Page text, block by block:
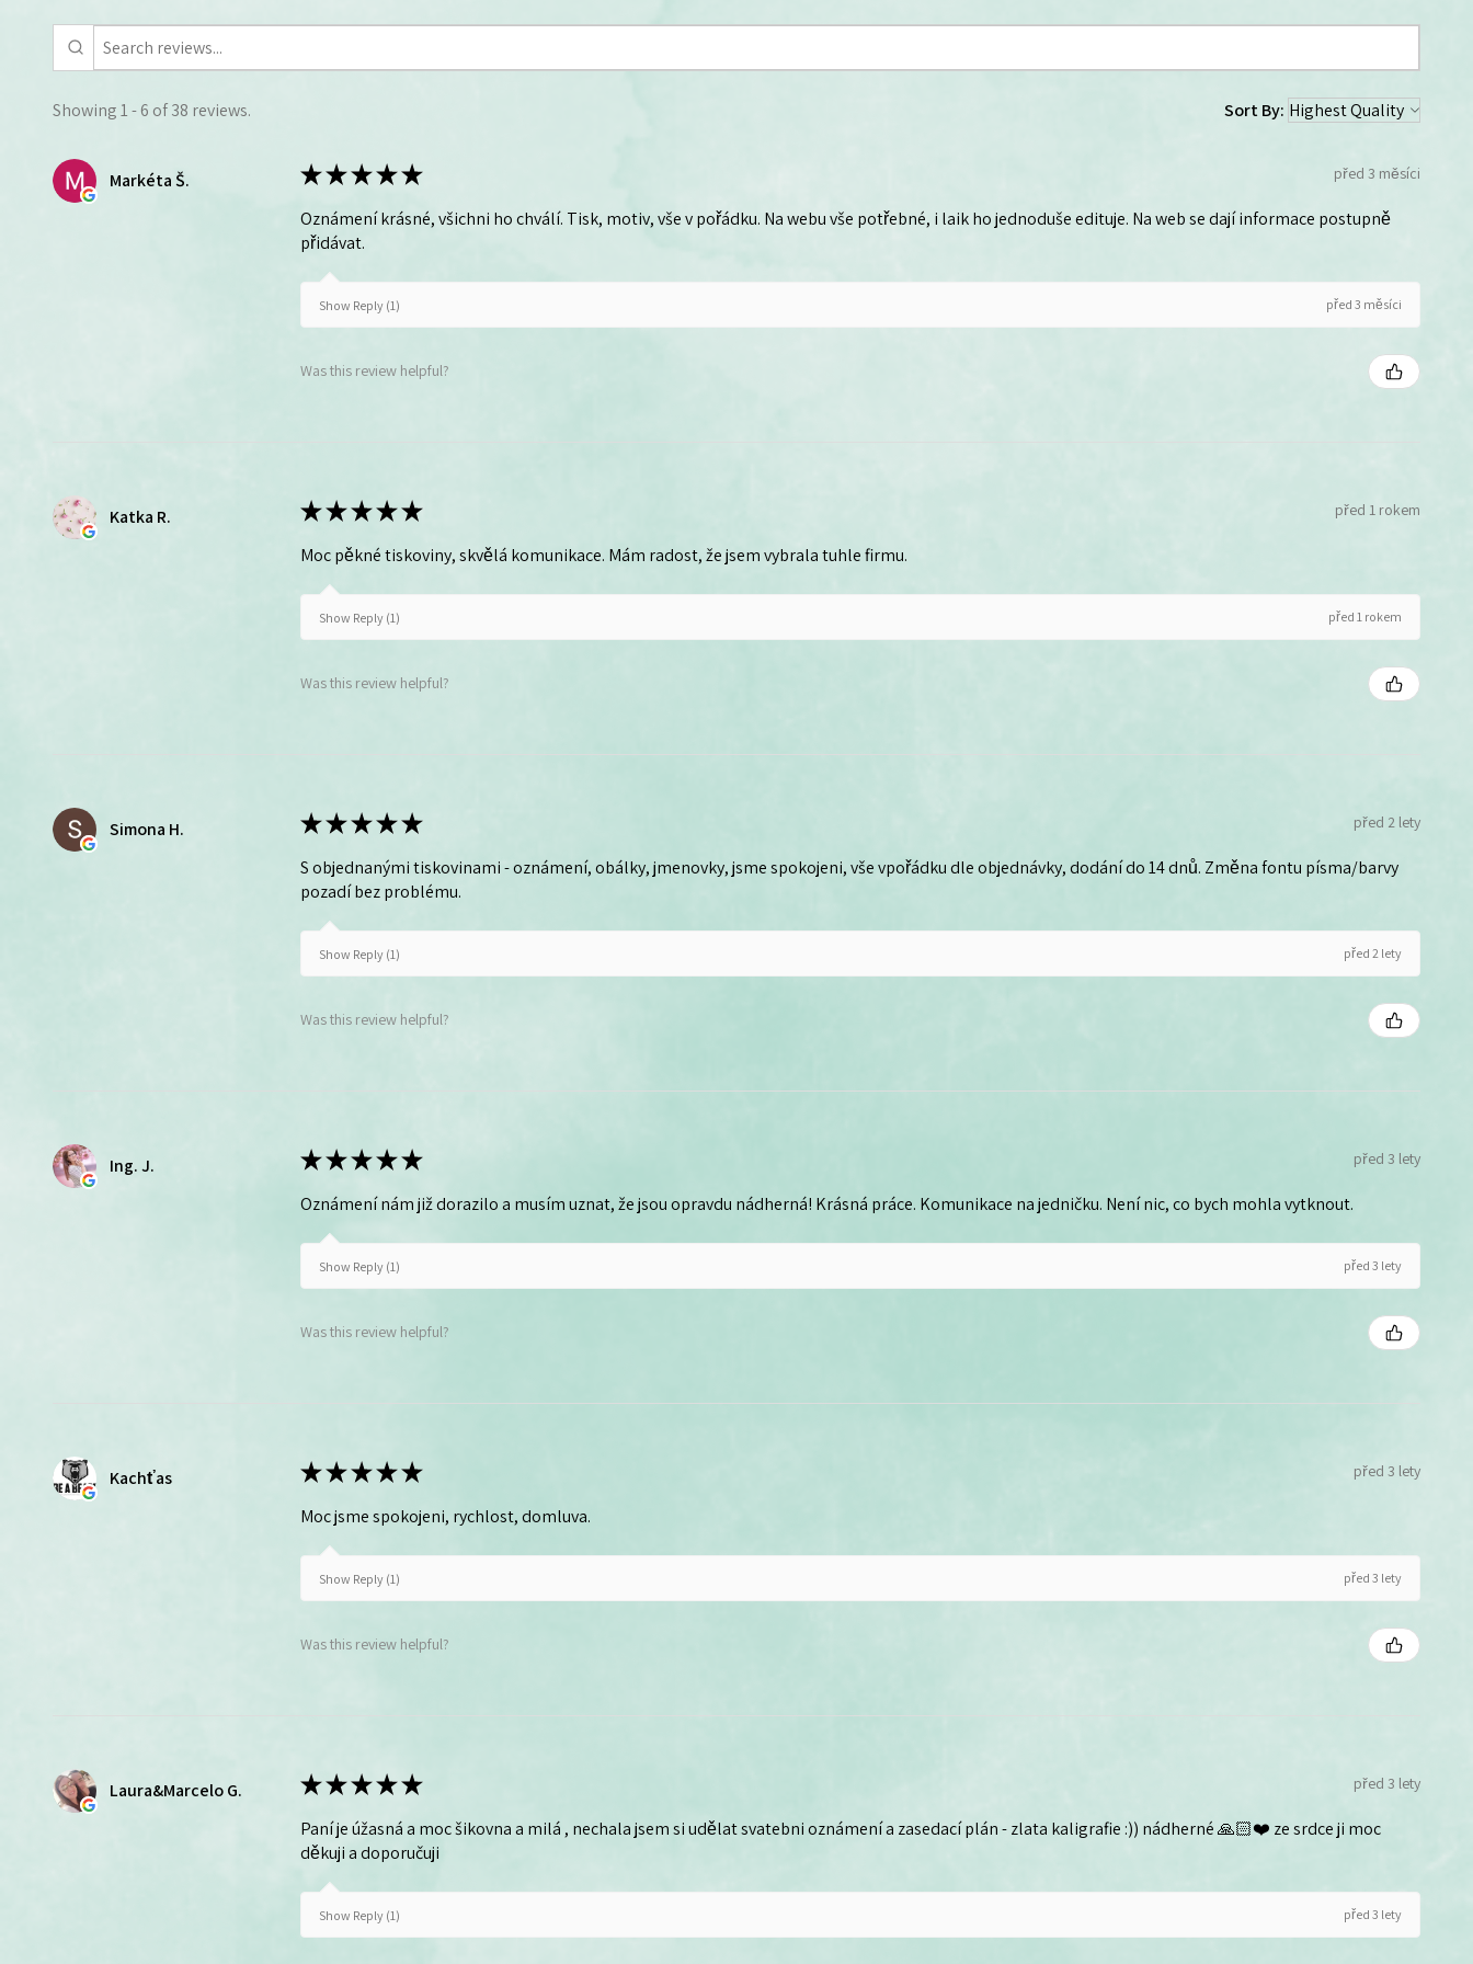
Showing 1 - 6 of 38 reviews. Sort By:
Markéta Š. ★★★★★ před 3 měsíci
Oznámení krásné, všichni ho chválí. Tisk, motiv, vše v pořádku. Na webu vše potřebné, i laik ho jednoduše edituje. Na web se dají informace postupně
přidávat.
Show Reply (1) před 3 měsíci
Was this review helpful?
Katka R. ★★★★★ před 1 rokem
Moc pěkné tiskoviny, skvělá komunikace. Mám radost, že jsem vybrala tuhle firmu.
Show Reply (1) před 1 rokem
Was this review helpful?
Simona H. ★★★★★ před 2 lety
S objednanými tiskovinami - oznámení, obálky, jmenovky, jsme spokojeni, vše vpořádku dle objednávky, dodání do 14 dnů. Změna fontu písma/barvy
pozadí bez problému.
Show Reply (1) před 2 lety
Was this review helpful?
Ing. J. ★★★★★ před 3 lety
Oznámení nám již dorazilo a musím uznat, že jsou opravdu nádherná! Krásná práce. Komunikace na jedničku. Není nic, co bych mohla vytknout.
Show Reply (1) před 3 lety
Was this review helpful?
Kachťas ★★★★★ před 3 lety
Moc jsme spokojeni, rychlost, domluva.
Show Reply (1) před 3 lety
Was this review helpful?
Laura&Marcelo G. ★★★★★ před 3 lety
Paní je úžasná a moc šikovna a milá , nechala jsem si udělat svatebni oznámení a zasedací plán - zlata kaligrafie :)) nádherné 🙏🏻❤️ ze srdce ji moc
děkuji a doporučuji
Show Reply (1) před 3 lety